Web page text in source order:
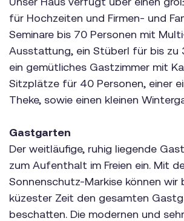
für Hochzeiten und Firmen- und
Seminare bis 70 Personen mit
Ausstattung, ein Stüberl für bis zu
ein gemütliches Gastzimmer mit
Sitzplätze für 40 Personen, einer
Theke, sowie einen kleinen
Gastgarten
Der weitläufige, ruhig liegende
zum Aufenthalt im Freien ein. Mit
Sonnenschutz-Markise können wir
küzester Zeit den gesamten
beschatten. Die modernen und